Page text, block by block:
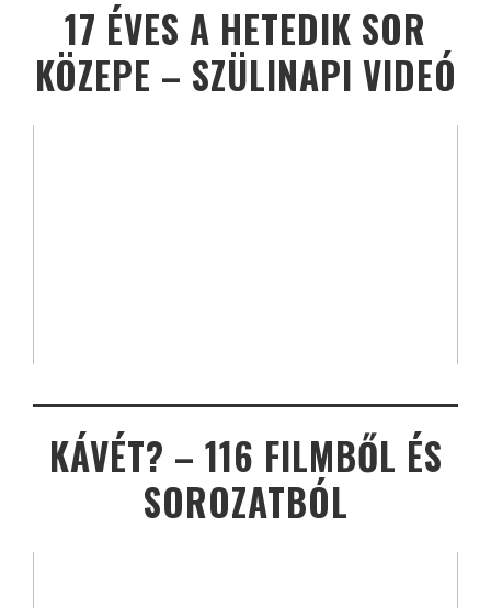
17 ÉVES A HETEDIK SOR
KÖZEPE – SZÜLINAPI VIDEÓ
KÁVÉT? – 116 FILMBŐL ÉS
SOROZATBÓL